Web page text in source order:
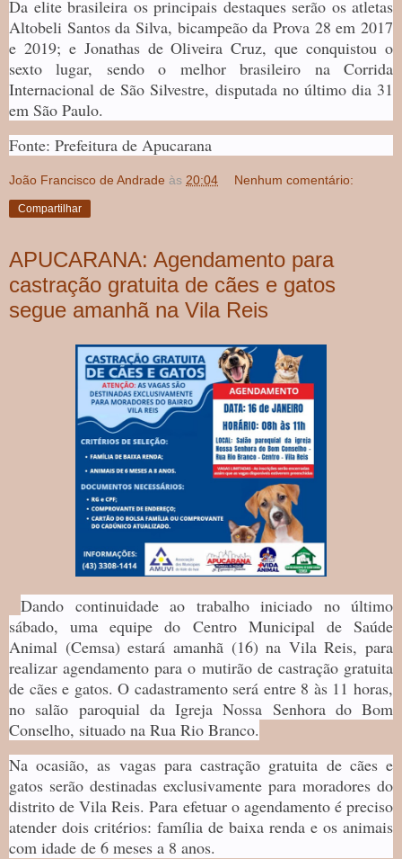
Da elite brasileira os principais destaques serão os atletas
Altobeli Santos da Silva, bicampeão da Prova 28 em 2017
e 2019; e Jonathas de Oliveira Cruz, que conquistou o
sexto lugar, sendo o melhor brasileiro na Corrida
Internacional de São Silvestre, disputada no último dia 31
em São Paulo.
Fonte: Prefeitura de Apucarana
João Francisco de Andrade às 20:04 Nenhum comentário:
Compartilhar
APUCARANA: Agendamento para
castração gratuita de cães e gatos
segue amanhã na Vila Reis
Dando continuidade ao trabalho iniciado no último
sábado, uma equipe do Centro Municipal de Saúde
Animal (Cemsa) estará amanhã (16) na Vila Reis, para
realizar agendamento para o mutirão de castração gratuita
de cães e gatos. O cadastramento será entre 8 às 11 horas,
no salão paroquial da Igreja Nossa Senhora do Bom
Conselho, situado na Rua Rio Branco.
Na ocasião, as vagas para castração gratuita de cães e
gatos serão destinadas exclusivamente para moradores do
distrito de Vila Reis. Para efetuar o agendamento é preciso
atender dois critérios: família de baixa renda e os animais
com idade de 6 meses a 8 anos.